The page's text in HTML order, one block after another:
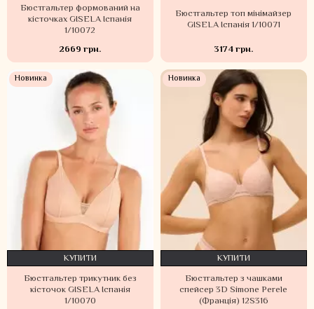
Бюстгальтер формований на
кісточках GISELA Іспанія
1/10072
2669 грн.
Бюстгальтер топ мінімайзер
GISELA Іспанія 1/10071
3174 грн.
Новинка
Бюстгальтер трикутник без
кісточок GISELA Іспанія
1/10070
КУПИТИ
Новинка
Бюстгальтер з чашками
спейсер 3D Simone Perele
(Франція) 12S316
КУПИТИ